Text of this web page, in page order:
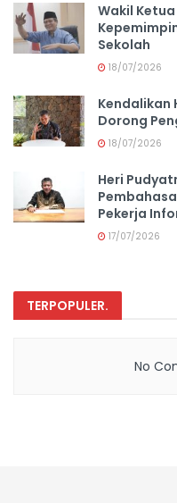
Wakil
Sekolah
18/07/2026
Kendalikan
Dorong
18/07/2026
Heri
Pekerja
17/07/2026
TERPOPULER.
No